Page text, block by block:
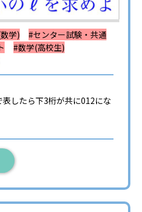
学)
#センター試験・共通
#数学(高校生)
したら下3桁が共に012にな